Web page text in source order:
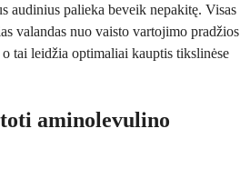
audinius palieka beveik nepakitę. Visas
valandas nuo vaisto vartojimo pradžios
tai leidžia optimaliai kauptis tikslinėse
aminolevulino